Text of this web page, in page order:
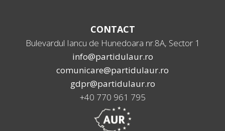
CONTACT
Bulevardul Iancu de Hunedoara nr.8A, Sector 1
info@partidulaur.ro
comunicare@partidulaur.ro
gdpr@partidulaur.ro
+40 770 961 795